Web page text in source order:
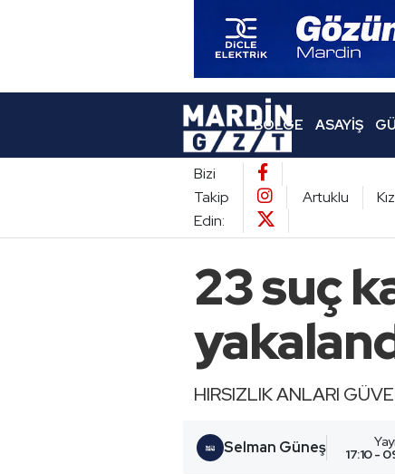
BÖLGE ASAYIŞ
Bizi
Takip
Edin:
Artuklu
23 suç
HIRSIZLIK ANLARI
Selman Güneş 17:10 -